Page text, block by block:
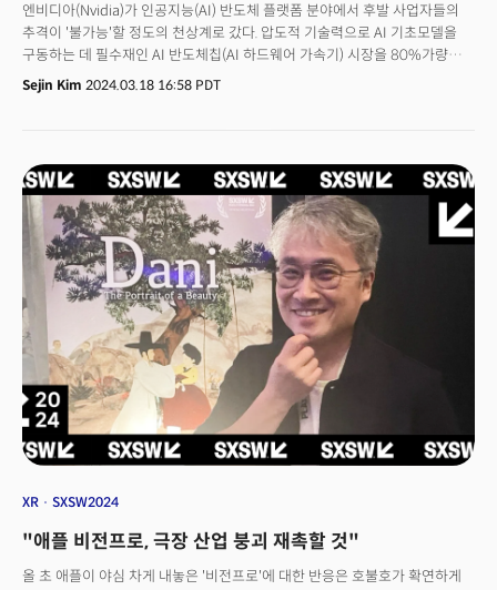
있었다"라고 평가했습니다. 다만 더 좋은 렌즈를 활용할 경우 부피가 커질 수
있고, 가상 비서와의 대화가 아직은 어색하기 때문에 개선 여지는 남아있다고
덧붙였습니다.
엔비디아(Nvidia)가 인공지능(AI) 반도체 플랫폼 분야에서 후발 사업자들의
추격이 '불가능'할 정도의 천상계로 갔다. 압도적 기술력으로 AI 기초모델을
구동하는 데 필수재인 AI 반도체칩(AI 하드웨어 가속기) 시장을 80%가량
점유한데 그치지 않고 GPU 플랫폼 ‘블랙웰(Blackwell)’을 제시한 것. 젠슨 황
엔비디아 최고경영자(CEO)는 18일(현지시각) 미국 산호세에서 열린
개별 GPU 판매를 넘어서 이 GPU를 조합한 슈퍼칩으로 성능을 극대화, 다른
기업이 참여할 수 있는 플랫폼 기업으로 거듭나겠다는 포부다. 젠슨 황 CEO는
기조연설에서 "엔비디아는 지난 30년 동안 딥 러닝, AI와 같은 혁신을
실현하기 위해 가속 컴퓨팅을 추구해 왔다"고 역사를 언급하며 "생성AI는
우리 시대를 정의하는 기술이다. 블랙웰 GPU는 이 새로운 산업 혁명을
구동하는 엔진이다. 세계에서 가장 역동적인 기업들과 협력해 모든
산업에서 AI의 가능성을 실현할 것이다"고 말했다.엔비디아는 첫번째 블랙웰
칩으로 새로운 그래픽처리장치(GPU) B200과 GPU를 하나로 모은 슈퍼칩
컨셉의 GB200, 이 슈퍼칩을 다시 조합한 엔비링크(NVLink) 72’ 등을
공개하며 'GPU' 중심의 게임을 또 한번 바꿨다. 엔비디아는 게임 이론과
통계학을 전공한 수학자이자 흑인으로는 최초로 미국국립과학원에 입회한
데이비드 헤롤드 블랙웰(David Harold Blackwell)을 기리기 위해 '블랙웰'을
붙여 이 산업에 대한 진정성을 보여줬다.
Sejin Kim 2024.03.18 16:58 PDT
XR SXSW2024
"애플 비전프로, 극장 산업 붕괴 재촉할 것"
올 초 애플이 야심 차게 내놓은 '비전프로'에 대한 반응은 호불호가 확연하게